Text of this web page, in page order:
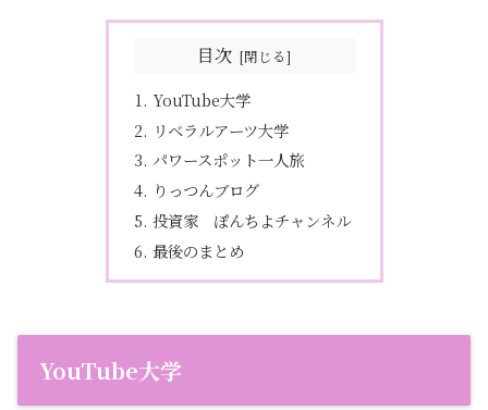
目次
YouTube大学
リベラルアーツ大学
パワースポット一人旅
りっつんブログ
投資家 ぽんちよチャンネル
最後のまとめ
YouTube大学